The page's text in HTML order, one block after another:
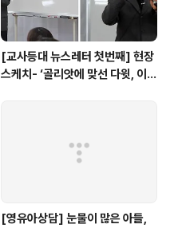
[교사등대 뉴스레터 첫번째] 현장
스케치- ‘골리앗에 맞선 다윗, 이계
[영유아상담] 눈물이 많은 아들,